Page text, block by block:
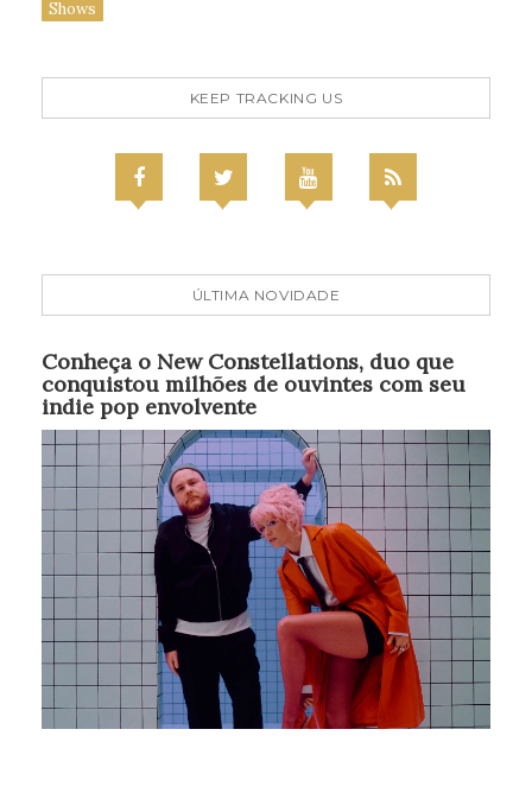
Shows
KEEP TRACKING US
ÚLTIMA NOVIDADE
Conheça o New Constellations, duo que
conquistou milhões de ouvintes com seu
indie pop envolvente